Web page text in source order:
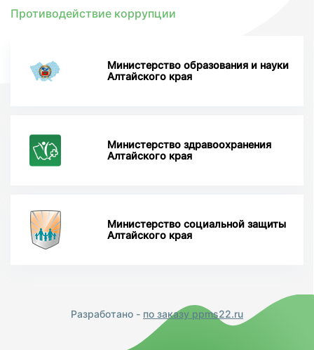
Противодействие коррупции
Министерство образования и науки
Алтайского края
Министерство здравоохранения
Алтайского края
Министерство социальной защиты
Алтайского края
Разработано - по заказу ppms22.ru